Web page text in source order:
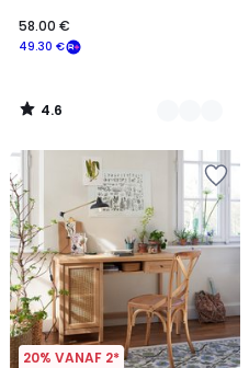
49.30 €
58.00 €
4.6
/
20% VANAF 2*